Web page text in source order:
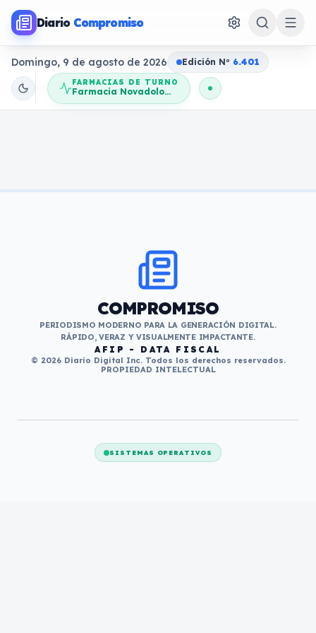
Diario Compromiso
Domingo, 9 de agosto de 2026 Edición No 6.401
FARMACIAS DE TURNO
Farmacia Novadolores
COMPROMISO
PERIODISMO MODERNO PARA LA GENERACIÓN DIGITAL.
RÁPIDO, VERAZ Y VISUALMENTE IMPACTANTE.
AFIP - DATA FISCAL
© 2026 Diario Digital Inc. Todos los derechos reservados.
PROPIEDAD INTELECTUAL
SISTEMAS OPERATIVOS